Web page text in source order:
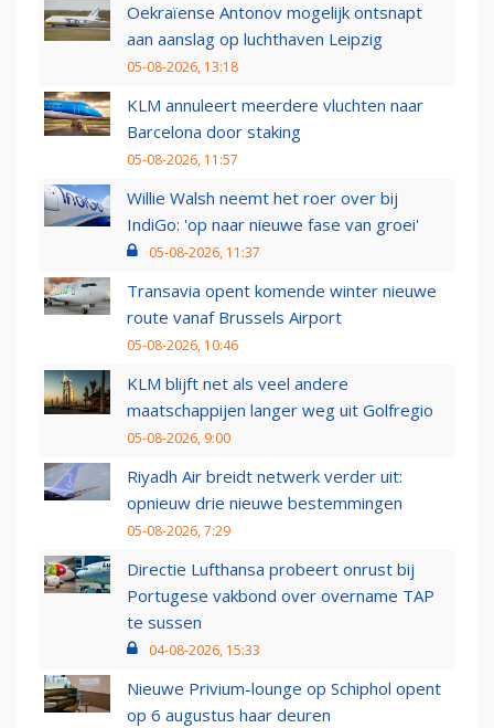
Oekraïense Antonov mogelijk ontsnapt
aan aanslag op luchthaven Leipzig
05-08-2026, 13:18
KLM annuleert meerdere vluchten naar
Barcelona door staking
05-08-2026, 11:57
Willie Walsh neemt het roer over bij
IndiGo: 'op naar nieuwe fase van groei'
05-08-2026, 11:37
Transavia opent komende winter nieuwe
route vanaf Brussels Airport
05-08-2026, 10:46
KLM blijft net als veel andere
maatschappijen langer weg uit Golfregio
05-08-2026, 9:00
Riyadh Air breidt netwerk verder uit:
opnieuw drie nieuwe bestemmingen
05-08-2026, 7:29
Directie Lufthansa probeert onrust bij
Portugese vakbond over overname TAP
te sussen
04-08-2026, 15:33
Nieuwe Privium-lounge op Schiphol opent
op 6 augustus haar deuren